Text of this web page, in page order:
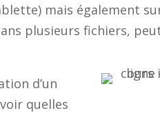
mais également
plusieurs fichiers,
d’un
quelles